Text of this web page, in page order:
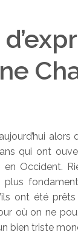
qui ont
en Occident.
ont été
où on ne
bien triste